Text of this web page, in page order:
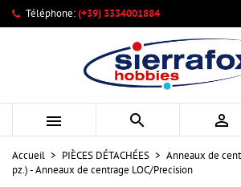
Téléphone:(+39) 3334001884
  
Accueil PIÈCES DÉTACHÉES Anneaux de
pz.) - Anneaux de centrage LOC/Precision
Mes listes d'envies
Créer une nouvelle liste
Créer une liste d'envies
Nom de la liste d'envies
Annuler Créer
Connexion
Vous devez être connecté pour ajouter
liste d'envies.
Annuler